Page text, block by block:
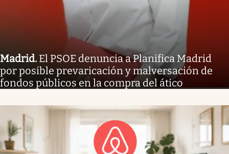
Madrid. El PSOE denuncia a Planifica Madrid
por posible prevaricación y malversación de
fondos públicos en la compra del ático